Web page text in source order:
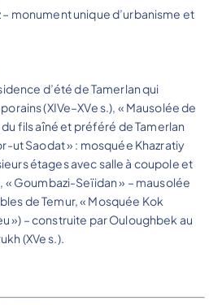
monument unique d’urbanisme et
d’été de Tamerlan qui
(XIVe–XVe s.), « Mausolée de
fils aîné et préféré de Tamerlan
ut Saodat » : mosquée Khazratiy
étages avec salle à coupole et
« Goumbazi-Seïidan » – mausolée
de Temur, « Mosquée Kok
») – construite par Ouloughbek au
(XVe s.).